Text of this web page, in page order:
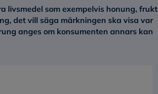
livsmedel som exempelvis honung, frukt
det vill säga märkningen ska visa var
anges om konsumenten annars kan